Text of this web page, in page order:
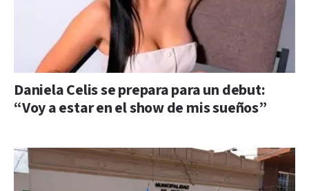
Daniela Celis se prepara para un debut:
“Voy a estar en el show de mis sueños”